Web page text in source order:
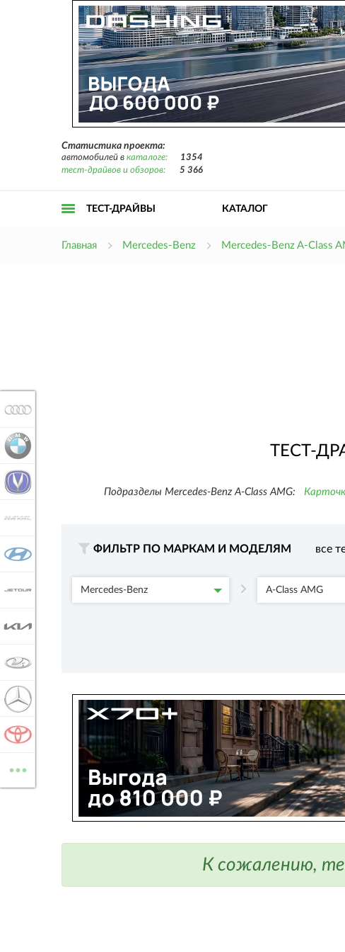
Статистика проекта:
автомобилей в каталоге:
1354
тест-драйвов и обзоров:
5 366
ТЕСТ-ДРАЙВЫ КАТАЛОГ
Главная Mercedes-Benz Mercedes-Benz A-Class
ТЕСТ-
Подразделы Mercedes-Benz A-Class AMG:
ФИЛЬТР ПО МАРКАМ И МОДЕЛЯМ все
Mercedes-Benz A-Class AMG
К сожалению,
HYUNDAI
MERCEDES-BENZ
... ВСЕ МАРКИ